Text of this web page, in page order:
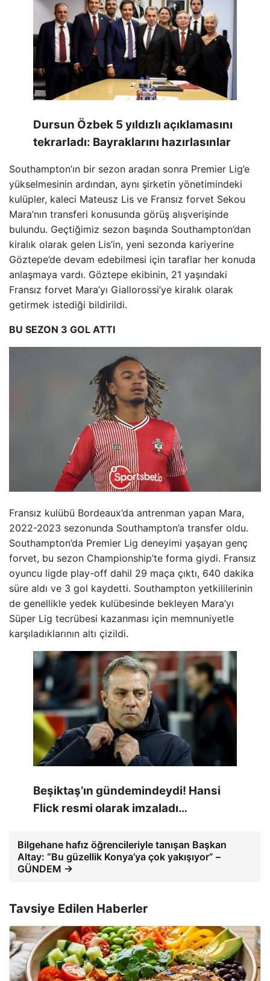
Dursun Özbek 5 yıldızlı açıklamasını
tekrarladı: Bayraklarını hazırlasınlar
Southampton’ın bir sezon aradan sonra Premier Lig’e
yükselmesinin ardından, aynı şirketin yönetimindeki
kulüpler, kaleci Mateusz Lis ve Fransız forvet Sekou
Mara’nın transferi konusunda görüş alışverişinde
bulundu. Geçtiğimiz sezon başında Southampton’dan
kiralık olarak gelen Lis’in, yeni sezonda kariyerine
Göztepe’de devam edebilmesi için taraflar her konuda
anlaşmaya vardı. Göztepe ekibinin, 21 yaşındaki
Fransız forvet Mara’yı Giallorossi’ye kiralık olarak
getirmek istediği bildirildi.
BU SEZON 3 GOL ATTI
Fransız kulübü Bordeaux’da antrenman yapan Mara,
2022-2023 sezonunda Southampton’a transfer oldu.
Southampton’da Premier Lig deneyimi yaşayan genç
forvet, bu sezon Championship’te forma giydi. Fransız
oyuncu ligde play-off dahil 29 maça çıktı, 640 dakika
süre aldı ve 3 gol kaydetti. Southampton yetkililerinin
de genellikle yedek kulübesinde bekleyen Mara’yı
Süper Lig tecrübesi kazanması için memnuniyetle
karşıladıklarının altı çizildi.
Beşiktaş’ın gündemindeydi! Hansi
Flick resmi olarak imzaladı…
Bilgehane hafız öğrencileriyle tanışan Başkan
Altay: “Bu güzellik Konya’ya çok yakışıyor” –
GÜNDEM →
Tavsiye Edilen Haberler